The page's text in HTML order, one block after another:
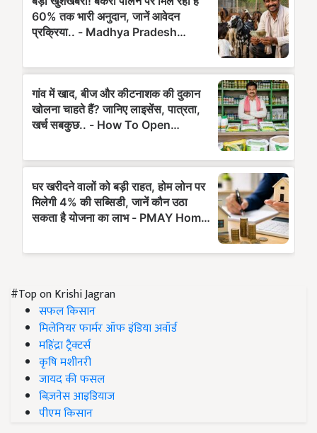
#Top on Krishi Jagran
सफल किसान
मिलेनियर फार्मर ऑफ इंडिया अवॉर्ड
महिंद्रा ट्रैक्टर्स
कृषि मशीनरी
जायद की फसल
बिज़नेस आइडियाज
पीएम किसान